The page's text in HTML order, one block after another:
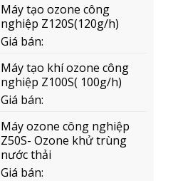
Máy tạo ozone công
nghiệp Z120S(120g/h)
Giá bán:
Máy tạo khí ozone công
nghiệp Z100S( 100g/h)
Giá bán:
Máy ozone công nghiệp
Z50S- Ozone khử trùng
nước thải
Giá bán: